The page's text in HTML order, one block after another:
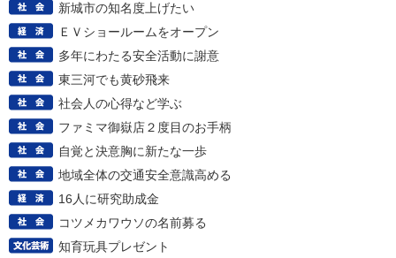
新城市の知名度上げたい
ＥＶショールームをオープン
多年にわたる安全活動に謝意
東三河でも黄砂飛来
社会人の心得など学ぶ
ファミマ御嶽店２度目のお手柄
自覚と決意胸に新たな一歩
地域全体の交通安全意識高める
16人に研究助成金
コツメカワウソの名前募る
知育玩具プレゼント